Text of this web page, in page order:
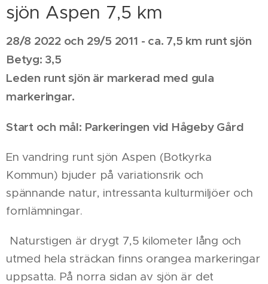
sjön Aspen 7,5 km
28/8 2022 och 29/5 2011 - ca. 7,5 km runt sjön
Betyg: 3,5
Leden runt sjön är markerad med gula
markeringar.
Start och mål: Parkeringen vid Hågeby Gård
En vandring runt sjön Aspen (Botkyrka
Kommun) bjuder på variationsrik och
spännande natur, intressanta kulturmiljöer och
fornlämningar.
Naturstigen är drygt 7,5 kilometer lång och
utmed hela sträckan finns orangea markeringar
uppsatta. På norra sidan av sjön är det